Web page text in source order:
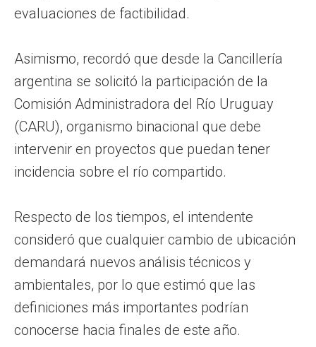
evaluaciones de factibilidad.
Asimismo, recordó que desde la Cancillería
argentina se solicitó la participación de la
Comisión Administradora del Río Uruguay
(CARU), organismo binacional que debe
intervenir en proyectos que puedan tener
incidencia sobre el río compartido.
Respecto de los tiempos, el intendente
consideró que cualquier cambio de ubicación
demandará nuevos análisis técnicos y
ambientales, por lo que estimó que las
definiciones más importantes podrían
conocerse hacia finales de este año.